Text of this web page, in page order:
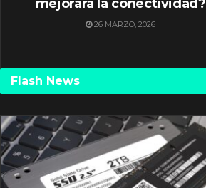
mejorará la conectividad?
26 MARZO, 2026
Flash News